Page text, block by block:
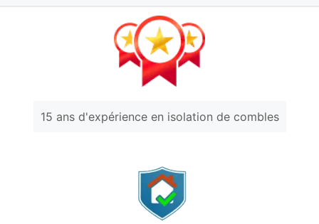
15 ans d'expérience en isolation de combles